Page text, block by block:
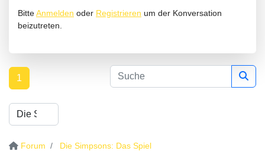
BitteAnmelden oder Registrieren um der Konversation
beizutreten.
1
Forum
Die Simpsons: Das Spiel